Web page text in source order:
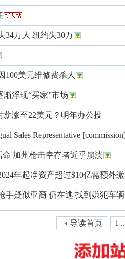
34万人 纽约失30万
100美元维修费杀人
浮现“买家”市场
涨至22美元？明年办公投
Sales Representative
命 加州枪击幸存者近乎崩溃
年起净资产超过$10亿需额外
手疑似亚裔 仍在逃 找到嫌犯车辆
1
导读首页